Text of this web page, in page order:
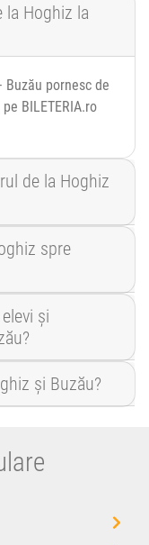
la Hoghiz la
pornesc de
BILETERIA.ro
de la Hoghiz
spre
și
și Buzău?